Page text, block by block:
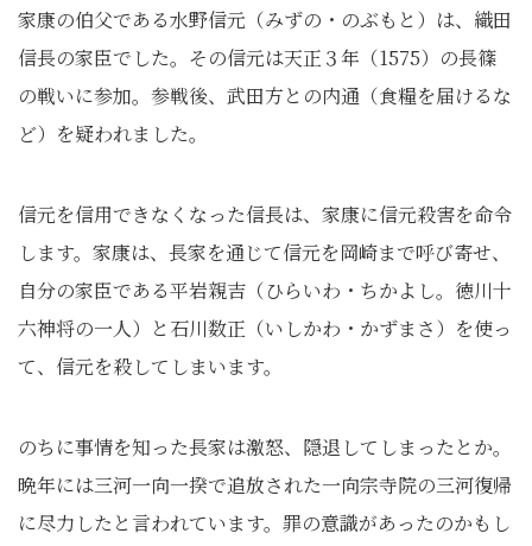
家康の伯父である水野信元（みずの・のぶもと）は、織田
信長の家臣でした。その信元は天正３年（1575）の長篠
の戦いに参加。参戦後、武田方との内通（食糧を届けるな
ど）を疑われました。
信元を信用できなくなった信長は、家康に信元殺害を命令
します。家康は、長家を通じて信元を岡崎まで呼び寄せ、
自分の家臣である平岩親吉（ひらいわ・ちかよし。徳川十
六神将の一人）と石川数正（いしかわ・かずまさ）を使っ
て、信元を殺してしまいます。
のちに事情を知った長家は激怒、隠退してしまったとか。
晩年には三河一向一揆で追放された一向宗寺院の三河復帰
に尽力したと言われています。罪の意識があったのかもし